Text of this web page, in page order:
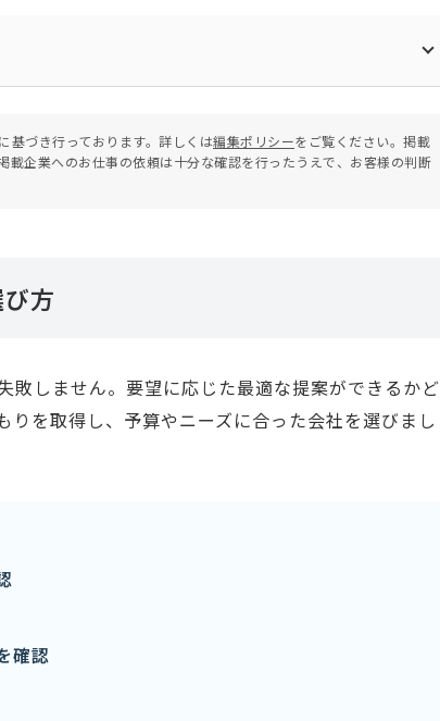
基づき行っております。詳しくは編集ポリシーをご覧ください。掲載
載企業へのお仕事の依頼は十分な確認を行ったうえで、お客様の判断
方
敗しません。要望に応じた最適な提案ができるかど
りを取得し、予算やニーズに合った会社を選びまし
確認